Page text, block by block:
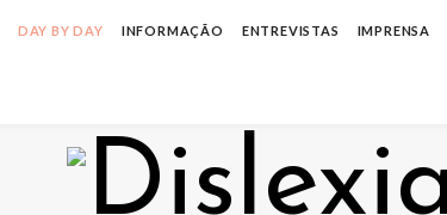
DAY BY DAY INFORMAÇÃO ENTREVISTAS IMPRENSA